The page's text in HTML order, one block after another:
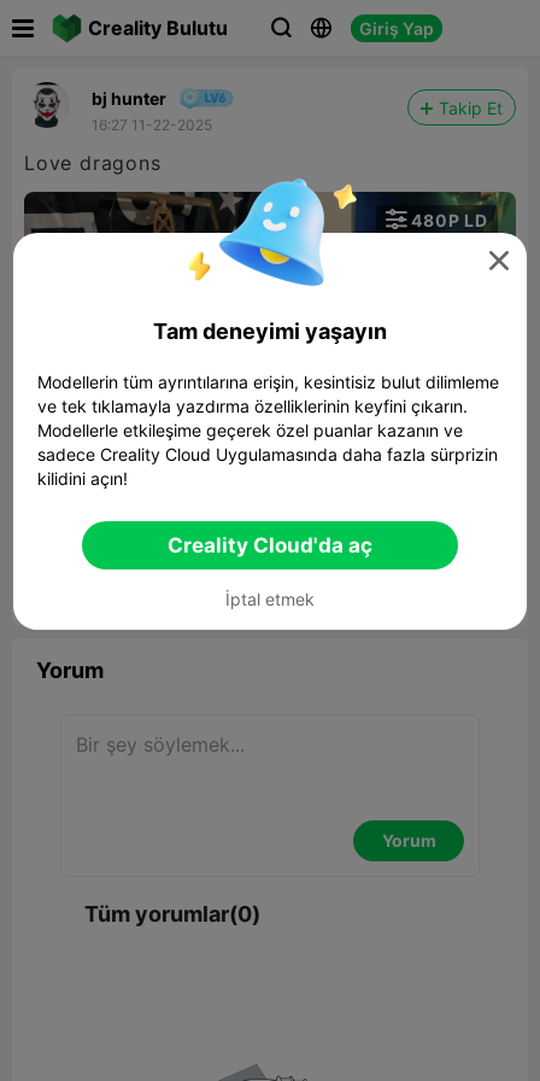
Creality Bulutu   Giriş Yap
bj hunter
16:27 11-22-2025
Takip Et
00:07

480P LD
İlgili 3D Model
10
Yorum
Yorum
Tüm yorumlar(0)

Tam deneyimi yaşayın
Modellerin tüm ayrıntılarına erişin, kesintisiz bulut dilimleme
ve tek tıklamayla yazdırma özelliklerinin keyfini çıkarın.
Modellerle etkileşime geçerek özel puanlar kazanın ve
sadece Creality Cloud Uygulamasında daha fazla sürprizin
kilidini açın!
Creality Cloud'da aç
İptal etmek